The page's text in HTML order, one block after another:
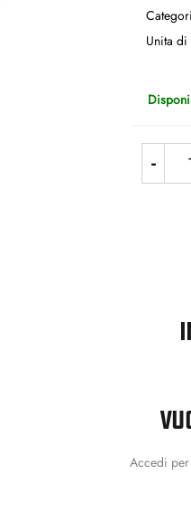
Unita
Accedi